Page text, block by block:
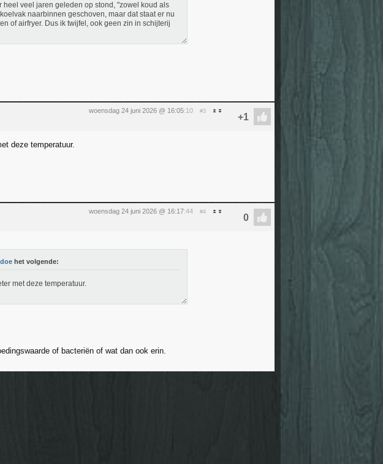
heel veel jaren geleden op stond, "zowel koud als
naarbinnen geschoven, maar dat staat er nu
of airfryer. Dus ik twijfel, ook geen zin in schijterij
woensdag 24 juni 2026 @ 16:05:10 #3
deze temperatuur.
woensdag 24 juni 2026 @ 16:17:44 #4
het volgende:
met deze temperatuur.
of bacteriën of wat dan ook erin.